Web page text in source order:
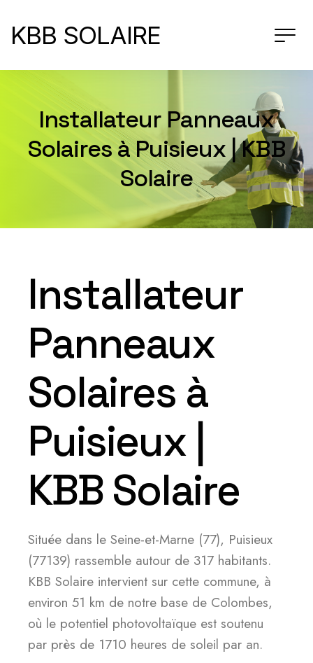
KBB SOLAIRE
Installateur Panneaux
Solaires à Puisieux | KBB
Solaire
Installateur
Panneaux
Solaires à
Puisieux |
KBB Solaire
Située dans le Seine-et-Marne (77), Puisieux
(77139) rassemble autour de 317 habitants.
KBB Solaire intervient sur cette commune, à
environ 51 km de notre base de Colombes,
où le potentiel photovoltaïque est soutenu
par près de 1710 heures de soleil par an.